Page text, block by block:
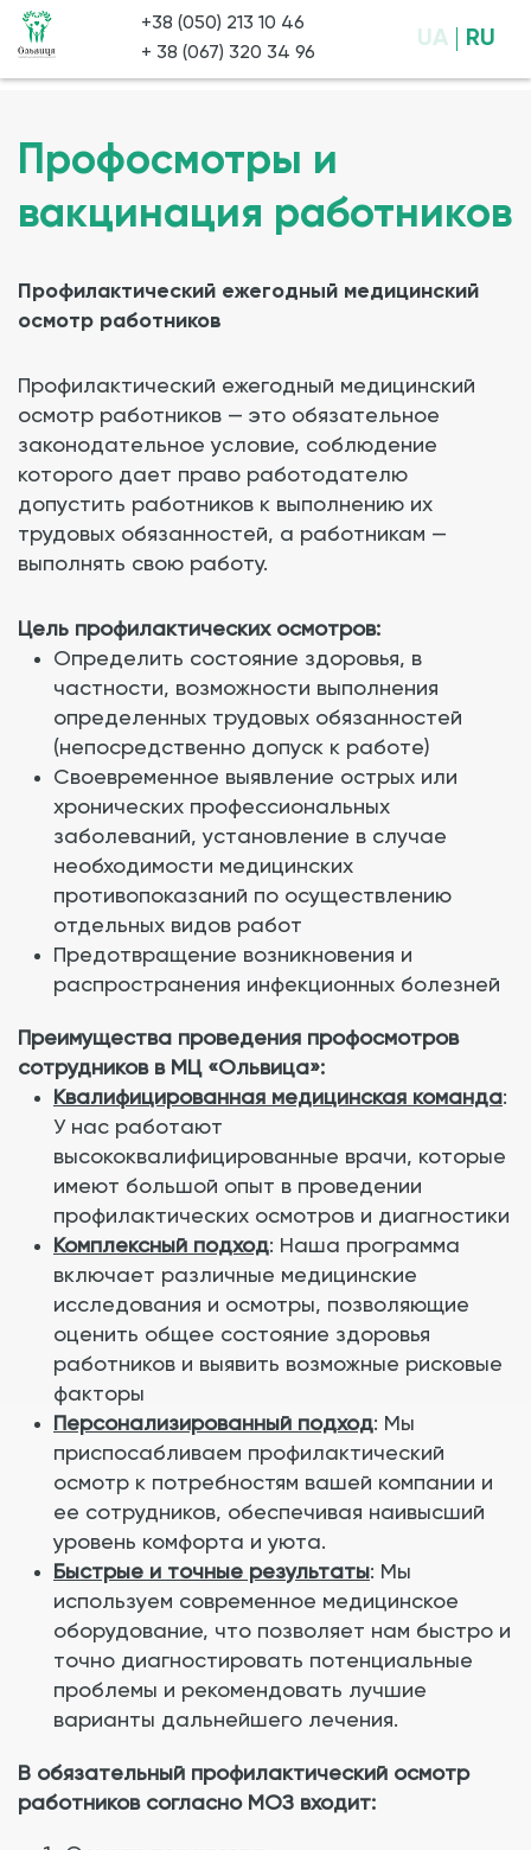
+38 (050) 213 10 46
+ 38 (067) 320 34 96
UA RU
Профосмотры и
вакцинация работников
Профилактический ежегодный медицинский
осмотр работников
Профилактический ежегодный медицинский
осмотр работников — это обязательное
законодательное условие, соблюдение
которого дает право работодателю
допустить работников к выполнению их
трудовых обязанностей, а работникам —
выполнять свою работу.
Цель профилактических осмотров:
Определить состояние здоровья, в
частности, возможности выполнения
определенных трудовых обязанностей
(непосредственно допуск к работе)
Своевременное выявление острых или
хронических профессиональных
заболеваний, установление в случае
необходимости медицинских
противопоказаний по осуществлению
отдельных видов работ
Предотвращение возникновения и
распространения инфекционных болезней
Преимущества проведения профосмотров
сотрудников в МЦ «Ольвица»:
Квалифицированная медицинская команда:
У нас работают
высококвалифицированные врачи, которые
имеют большой опыт в проведении
профилактических осмотров и диагностики
Комплексный подход: Наша программа
включает различные медицинские
исследования и осмотры, позволяющие
оценить общее состояние здоровья
работников и выявить возможные рисковые
факторы
Персонализированный подход: Мы
приспосабливаем профилактический
осмотр к потребностям вашей компании и
ее сотрудников, обеспечивая наивысший
уровень комфорта и уюта.
Быстрые и точные результаты: Мы
используем современное медицинское
оборудование, что позволяет нам быстро и
точно диагностировать потенциальные
проблемы и рекомендовать лучшие
варианты дальнейшего лечения.
В обязательный профилактический осмотр
работников согласно МОЗ входит: